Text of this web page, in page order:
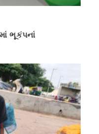
ભૂકંપનાં